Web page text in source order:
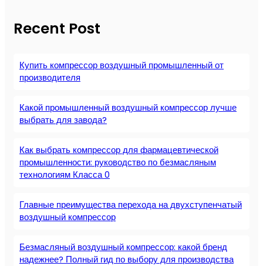
Recent Post
Купить компрессор воздушный промышленный от
производителя
Какой промышленный воздушный компрессор лучше
выбрать для завода?
Как выбрать компрессор для фармацевтической
промышленности: руководство по безмасляным
технологиям Класса 0
Главные преимущества перехода на двухступенчатый
воздушный компрессор
Безмасляный воздушный компрессор: какой бренд
надежнее? Полный гид по выбору для производства